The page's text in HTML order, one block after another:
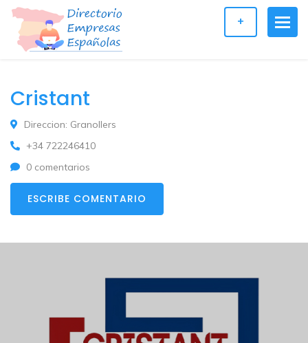
+
Cristant
Direccion: Granollers
+34 722246410
0 comentarios
ESCRIBE COMENTARIO